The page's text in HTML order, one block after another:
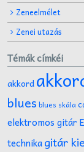
Zeneelmélet
Zenei utazás
Témák címkéi
akkord
blues blues skála
elektromos gitár
technikagitár